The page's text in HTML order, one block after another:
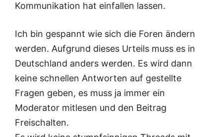
Kommunikation hat einfallen lassen.
Ich bin gespannt wie sich die Foren ändern
werden. Aufgrund dieses Urteils muss es in
Deutschland anders werden. Es wird dann
keine schnellen Antworten auf gestellte
Fragen geben, es muss ja immer ein
Moderator mitlesen und den Beitrag
Freischalten.